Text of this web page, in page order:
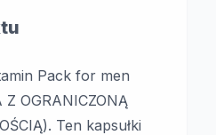
Pack for men
OGRANICZONĄ
Ten kapsułki